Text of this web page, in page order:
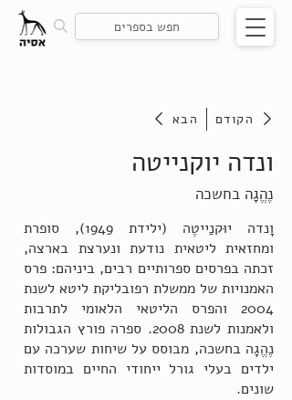
הבא הקודם
ונדה יוקנייטה
נֶהֱגָה בחשכה
וָנדה יוּקנַייטֶה (ילידת 1949), סופרת
ומחזאית ליטאית נודעת ונערצת בארצה,
זכתה בפרסים ספרותיים רבים, ביניהם: פרס
האמנויות של ממשלת רפובליקת ליטא לשנת
2004 והפרס הליטאי הלאומי לתרבות
ולאמנות לשנת 2008. ספרה פורץ הגבולות
נֶהֱגָה בחשכה, מבוסס על שיחות שערכה עם
ילדים בעלי גורל ייחודי החיים במוסדות
שונים.